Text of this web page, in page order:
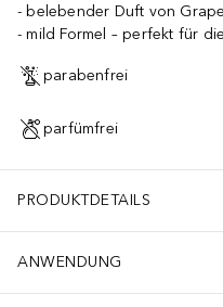
belebender Duft von
mild Formel – perfekt für
parabenfrei
parfümfrei
PRODUKTDETAILS
ANWENDUNG